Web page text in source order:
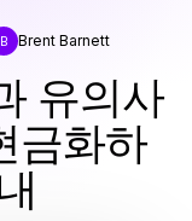
B Brent Barnett
유의사
금화하